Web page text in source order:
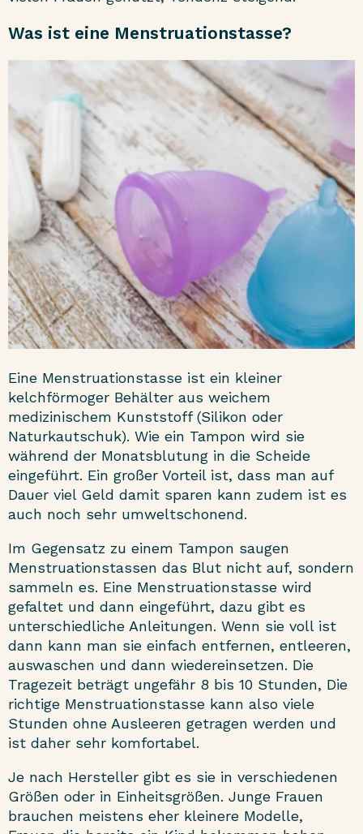
Was ist eine Menstruationstasse?
Eine Menstruationstasse ist ein kleiner
kelchförmoger Behälter aus weichem
medizinischem Kunststoff (Silikon oder
Naturkautschuk). Wie ein Tampon wird sie
während der Monatsblutung in die Scheide
eingeführt. Ein großer Vorteil ist, dass man auf
Dauer viel Geld damit sparen kann zudem ist es
auch noch sehr umweltschonend.
Im Gegensatz zu einem Tampon saugen
Menstruationstassen das Blut nicht auf, sondern
sammeln es. Eine Menstruationstasse wird
gefaltet und dann eingeführt, dazu gibt es
unterschiedliche Anleitungen. Wenn sie voll ist
dann kann man sie einfach entfernen, entleeren,
auswaschen und dann wiedereinsetzen. Die
Tragezeit beträgt ungefähr 8 bis 10 Stunden, Die
richtige Menstruationstasse kann also viele
Stunden ohne Ausleeren getragen werden und
ist daher sehr komfortabel.
Je nach Hersteller gibt es sie in verschiedenen
Größen oder in Einheitsgrößen. Junge Frauen
brauchen meistens eher kleinere Modelle,